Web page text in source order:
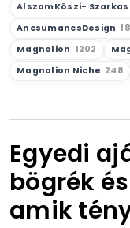
AlszomKöszi-
AncsumancsDesign
Magnolion 1202
Magnolion Niche 248
Egyedi
bögrék
amik